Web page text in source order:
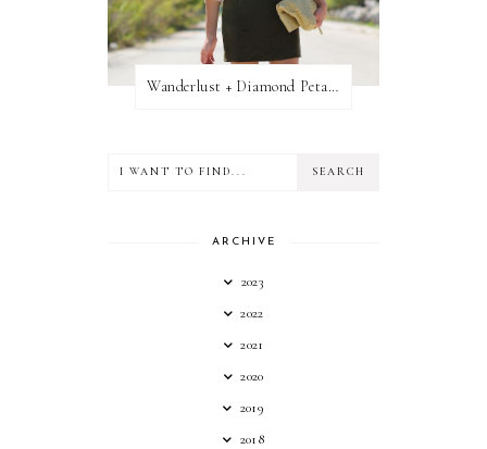
Wanderlust + Diamond Petal Giveaway
ARCHIVE
2023
2022
2021
2020
2019
2018